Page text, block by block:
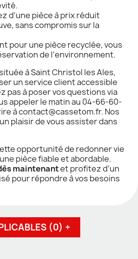
d'une pièce à prix réduit
sans compromis sur la
pour une pièce recyclée, vous
de l'environnement.
à Saint Christol les Ales,
un service client accessible
pas à poser vos questions via
appeler le matin au 04-66-60-
à contact@cassetom.fr. Nos
plaisir de vous assister dans
opportunité de redonner vie
pièce fiable et abordable.
maintenantet profitez d’un
pour répondre à vos besoins
(0) +